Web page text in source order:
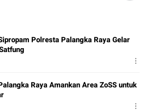
Polresta Palangka Raya Gelar
Raya Amankan Area ZoSS untuk